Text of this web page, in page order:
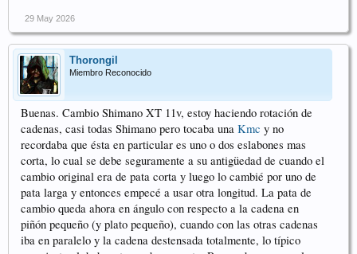
29 May 2026
Thorongil
Miembro Reconocido
Buenas. Cambio Shimano XT 11v, estoy haciendo rotación de
cadenas, casi todas Shimano pero tocaba una Kmc y no
recordaba que ésta en particular es uno o dos eslabones mas
corta, lo cual se debe seguramente a su antigüedad de cuando el
cambio original era de pata corta y luego lo cambié por uno de
pata larga y entonces empecé a usar otra longitud. La pata de
cambio queda ahora en ángulo con respecto a la cadena en
piñón pequeño (y plato pequeño), cuando con las otras cadenas
iba en paralelo y la cadena destensada totalmente, lo típico